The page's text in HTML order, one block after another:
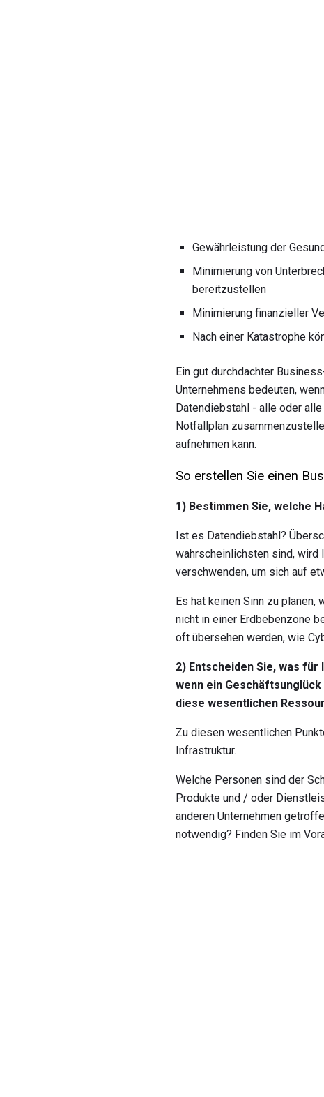
Gewährleistung der
Minimierung von
bereitzustellen
Minimierung finanzieller
Nach einer Katastrophe
Ein gut durchdachter
Unternehmens bedeuten,
Datendiebstahl - alle oder
Notfallplan
aufnehmen kann.
So erstellen Sie einen
1) Bestimmen Sie, welche
Ist es Datendiebstahl?
wahrscheinlichsten sind, wird
verschwenden, um sich auf
Es hat keinen Sinn zu
nicht in einer Erdbebenzone
oft übersehen werden, wie
2) Entscheiden Sie, was
wenn ein
diese wesentlichen
Zu diesen wesentlichen
Infrastruktur.
Welche Personen sind der
Produkte und / oder
anderen Unternehmen
notwendig? Finden Sie im